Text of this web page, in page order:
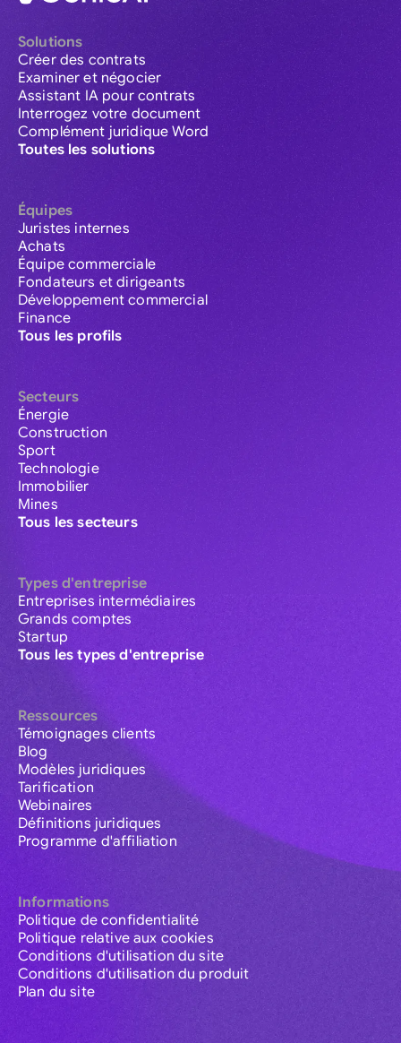
Solutions
Créer des contrats
Examiner et négocier
Assistant IA pour contrats
Interrogez votre document
Complément juridique Word
Toutes les solutions
Équipes
Juristes internes
Achats
Équipe commerciale
Fondateurs et dirigeants
Développement commercial
Finance
Tous les profils
Secteurs
Énergie
Construction
Sport
Technologie
Immobilier
Mines
Tous les secteurs
Types d'entreprise
Entreprises intermédiaires
Grands comptes
Startup
Tous les types d'entreprise
Ressources
Témoignages clients
Blog
Modèles juridiques
Tarification
Webinaires
Définitions juridiques
Programme d'affiliation
Informations
Politique de confidentialité
Politique relative aux cookies
Conditions d'utilisation du site
Conditions d'utilisation du produit
Plan du site